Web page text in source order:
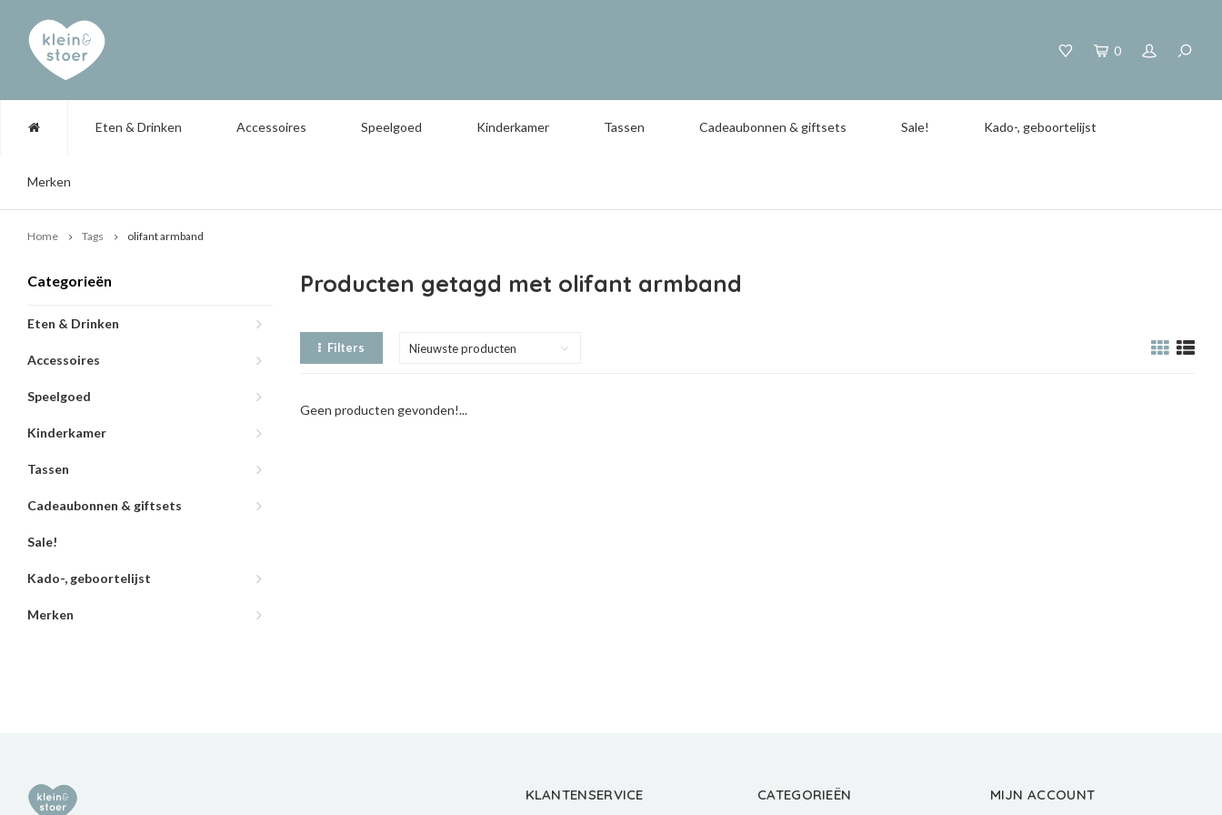
0
Eten & Drinken Accessoires Speelgoed Kinderkamer Tassen Cadeaubonnen & giftsets Sale! Kado-, geboortelijst
Merken
Home Tags olifant armband
Categorieën
Eten & Drinken
Accessoires
Speelgoed
Kinderkamer
Tassen
Cadeaubonnen & giftsets
Sale!
Kado-, geboortelijst
Merken
Producten getagd met olifant armband
Filters Nieuwste producten
Geen producten gevonden!...
KLANTENSERVICE CATEGORIEËN MIJN ACCOUNT